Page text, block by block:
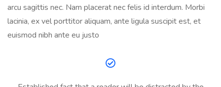
arcu sagittis nec. Nam placerat nec felis id interdum. Morbi
lacinia, ex vel porttitor aliquam, ante ligula suscipit est, et
euismod nibh ante eu justo